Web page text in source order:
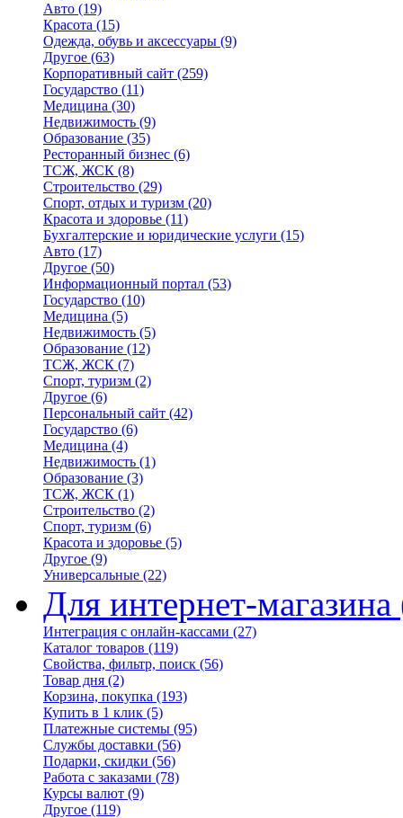
Авто (19)
Красота (15)
Одежда, обувь и аксессуары (9)
Другое (63)
Корпоративный сайт (259)
Государство (11)
Медицина (30)
Недвижимость (9)
Образование (35)
Ресторанный бизнес (6)
ТСЖ, ЖСК (8)
Строительство (29)
Спорт, отдых и туризм (20)
Красота и здоровье (11)
Бухгалтерские и юридические услуги (15)
Авто (17)
Другое (50)
Информационный портал (53)
Государство (10)
Медицина (5)
Недвижимость (5)
Образование (12)
ТСЖ, ЖСК (7)
Спорт, туризм (2)
Другое (6)
Персональный сайт (42)
Государство (6)
Медицина (4)
Недвижимость (1)
Образование (3)
ТСЖ, ЖСК (1)
Строительство (2)
Спорт, туризм (6)
Красота и здоровье (5)
Другое (9)
Универсальные (22)
Для интернет-магазина
Интеграция с онлайн-кассами (27)
Каталог товаров (119)
Свойства, фильтр, поиск (56)
Товар дня (2)
Корзина, покупка (193)
Купить в 1 клик (5)
Платежные системы (95)
Службы доставки (56)
Подарки, скидки (56)
Работа с заказами (78)
Курсы валют (9)
Другое (119)